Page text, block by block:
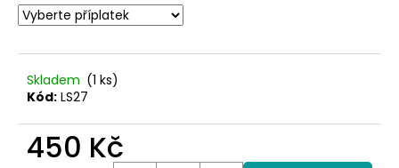
Skladem (1 ks)
Kód: LS27
450 Kč